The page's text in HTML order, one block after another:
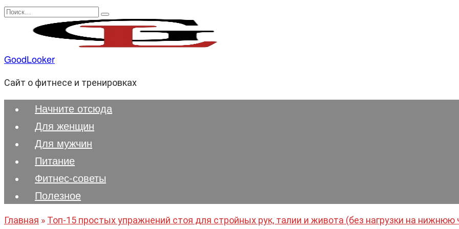
Перейти
содержанию
Search
GoodLooker
Сайт о фитнесе и тренировках
Начните отсюда
Для женщин
Для мужчин
Питание
Фитнес-советы
Полезноe
Главная » Топ-15 простых упражнений стоя для стройных рук, талии и живота (без нагрузки на нижнюю